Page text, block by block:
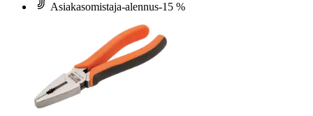
Asiakasomistaja-alennus-15 %